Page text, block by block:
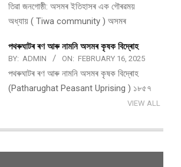
তিৱা জনগোষ্ঠী: অসমৰ ইতিহাসৰ এক গৌৰৱময়
অধ্যায় ( Tiwa community ) অসমৰ
পথ​ৰুঘাট​ৰ ৰণ আৰু নামনি অসম​ৰ কৃষক বিদ্ৰোহ​
BY: ADMIN ON: FEBRUARY 16, 2025
পথ​ৰুঘাট​ৰ ৰণ আৰু নামনি অসম​ৰ কৃষক বিদ্ৰোহ​
(Patharughat Peasant Uprising ) ১৮৫৭
VIEW ALL